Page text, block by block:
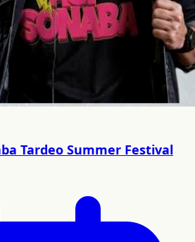
Tardeo Summer Festival